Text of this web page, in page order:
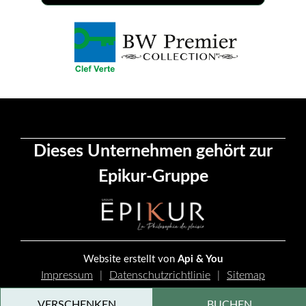
Dieses Unternehmen gehört zur
Epikur-Gruppe
Website erstellt von Api & You
Impressum Datenschutzrichtlinie
Sitemap